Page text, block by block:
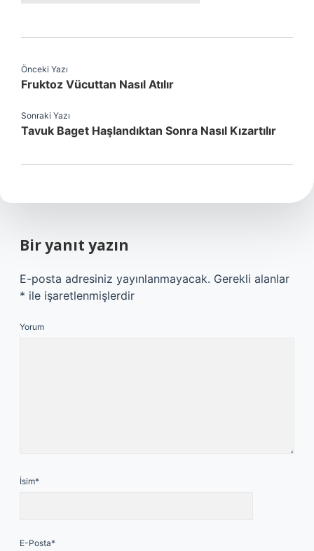
Önceki Yazı
Fruktoz Vücuttan Nasıl Atılır
Sonraki Yazı
Tavuk Baget Haşlandıktan Sonra Nasıl Kızartılır
Bir yanıt yazın
E-posta adresiniz yayınlanmayacak. Gerekli alanlar
* ile işaretlenmişlerdir
Yorum
İsim*
E-Posta*